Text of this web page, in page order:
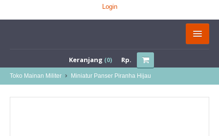
Login
BELI VIA MARKETPLACE
TENTANG KAMI
Keranjang (0) Rp.
Toko Mainan Militer Miniatur Panser Piranha Hijau